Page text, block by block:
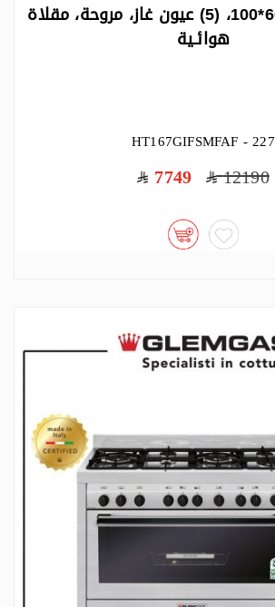
فرن جليم غاز 60*100، (5) عيون غاز، مروحة، مقلاة
هوائـية
HT167GIFSMFAF - 227
12190
7749